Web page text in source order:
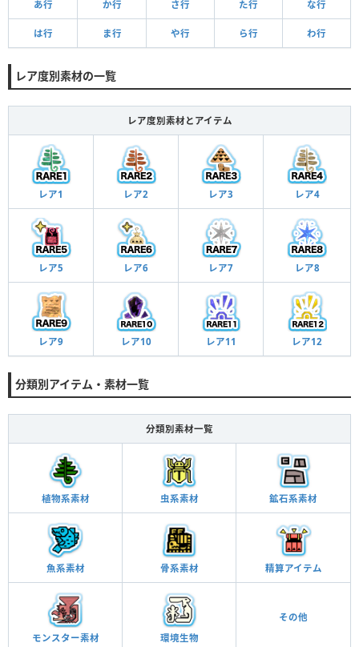
あ行 か行 さ行 た行 な行
は行 ま行 や行 ら行 わ行
レア度別素材の一覧
レア度別素材とアイテム
レア1 レア2 レア3 レア4
レア5 レア6 レア7 レア8
レア9 レア10 レア11 レア12
分類別アイテム・素材一覧
分類別素材一覧
植物系素材 虫系素材 鉱石系素材
魚系素材 骨系素材 精算アイテム
モンスター素材 環境生物
その他